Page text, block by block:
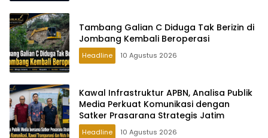
Tambang Galian C Diduga Tak Berizin di
Jombang Kembali Beroperasi
Headline 10 Agustus 2026
Kawal Infrastruktur APBN, Analisa Publik
Media Perkuat Komunikasi dengan
Satker Prasarana Strategis Jatim
Headline 10 Agustus 2026